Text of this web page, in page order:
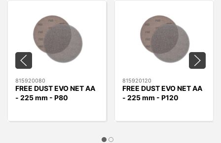
815920080
FREE DUST EVO NET AA
- 225 mm - P80
815920120
FREE DUST EVO NET AA
- 225 mm - P120